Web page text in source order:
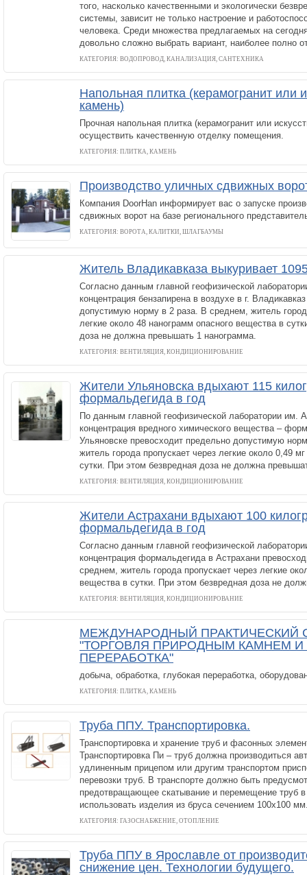
того, насколько качественными и экологически
системы, зависит не только настроение и
человека. Среди множества предлагаемых на
довольно сложно выбрать вариант, наиболее полно
КАТЕГОРИЯ: ВОДОПРОВОД, КАНАЛИЗАЦИЯ, САНТЕХНИКА
Напольная плитка (керамогранит или
камень)
Прочная напольная плитка (керамогранит или
осуществить качественную отделку помещения.
КАТЕГОРИЯ: ПЛИТКА, КАМЕНЬ
Производство уличных сдвижных
Компания DoorHan информирует вас о запуске
сдвижных ворот на базе регионального
КАТЕГОРИЯ: ВОРОТА, КАЛИТКИ, ШЛАГБАУМЫ
Житель Владикавказа выкуривает
Согласно данным главной геофизической
концентрация бензапирена в воздухе в г.
допустимую норму в 2 раза. В среднем, житель
легкие около 48 нанограмм опасного вещества в
доза не должна превышать 1 нанограмма.
КАТЕГОРИЯ: ВЕНТИЛЯЦИЯ, КОНДИЦИОНИРОВАНИЕ
Жители Ульяновска вдыхают 115
формальдегида в год
По данным главной геофизической лаборатории им.
концентрация вредного химического вещества –
Ульяновске превосходит предельно допустимую
житель города пропускает через легкие около 0,49
сутки. При этом безвредная доза не должна
КАТЕГОРИЯ: ВЕНТИЛЯЦИЯ, КОНДИЦИОНИРОВАНИЕ
Жители Астрахани вдыхают 100
формальдегида в год
Согласно данным главной геофизической
концентрация формальдегида в Астрахани
среднем, житель города пропускает через легкие
вещества в сутки. При этом безвредная доза не
КАТЕГОРИЯ: ВЕНТИЛЯЦИЯ, КОНДИЦИОНИРОВАНИЕ
МЕЖДУНАРОДНЫЙ ПРАКТИЧЕСКИЙ
"ТОРГОВЛЯ ПРИРОДНЫМ КАМНЕМ И
ПЕРЕРАБОТКА"
добыча, обработка, глубокая переработка,
КАТЕГОРИЯ: ПЛИТКА, КАМЕНЬ
Труба ППУ. Транспортировка.
Транспортировка и хранение труб и фасонных
Транспортировка Пи – труб должна производиться
удлиненным прицепом или другим транспортом
перевозки труб. В транспорте должно быть
предотвращающее скатывание и перемещение труб в
использовать изделия из бруса сечением 100х100
КАТЕГОРИЯ: ГАЗОСНАБЖЕНИЕ, ОТОПЛЕНИЕ
Труба ППУ в Ярославле от
снижение цен. Технологии будущего.